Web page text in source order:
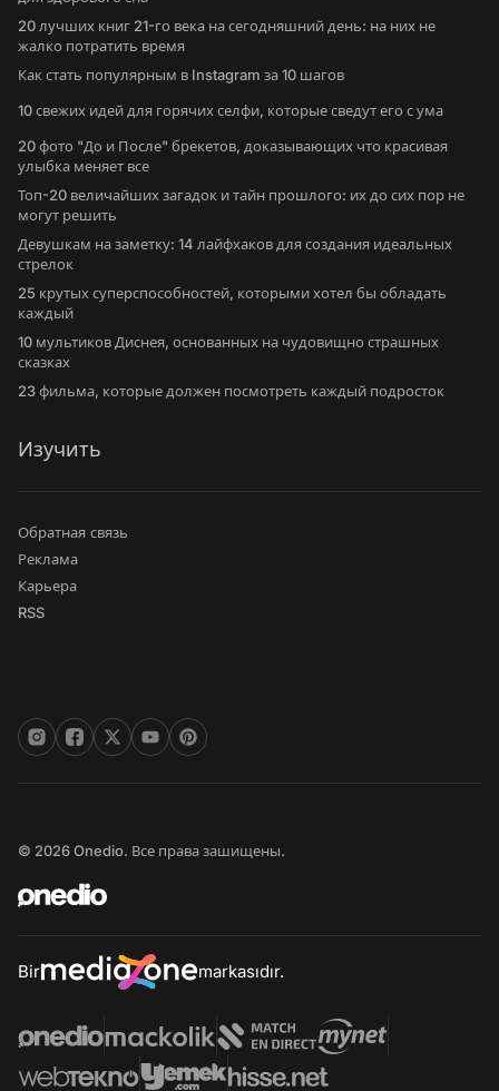
20 лучших книг 21-го века на сегодняшний день: на них не
жалко потратить время
Как стать популярным в Instagram за 10 шагов
10 свежих идей для горячих селфи, которые сведут его с ума
20 фото "До и После" брекетов, доказывающих что красивая
улыбка меняет все
Топ-20 величайших загадок и тайн прошлого: их до сих пор не
могут решить
Девушкам на заметку: 14 лайфхаков для создания идеальных
стрелок
25 крутых суперспособностей, которыми хотел бы обладать
каждый
10 мультиков Диснея, основанных на чудовищно страшных
сказках
23 фильма, которые должен посмотреть каждый подросток
Изучить
Обратная связь
Реклама
Карьера
RSS
© 2026 Onedio. Все права зашищены.
Bir markasıdır.